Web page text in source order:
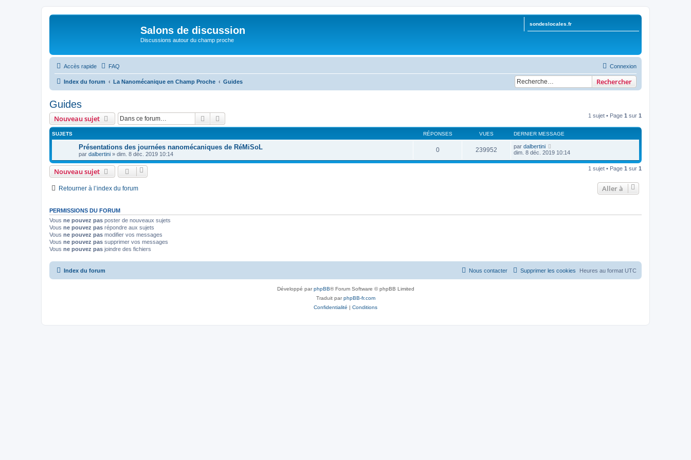
Salons de discussion
Discussions autour du champ proche
sondeslocales.fr
Accès rapide FAQ Connexion
Index du forum La Nanomécanique en Champ Proche Guides Rechercher
Guides
Nouveau sujet Rechercher 1 sujet • Page 1 sur 1
SUJETS RÉPONSES VUES DERNIER MESSAGE
Présentations des journées nanomécaniques de RéMiSoL
par dalbertini » dim. 8 déc. 2019 10:14
0 239952 par dalbertini
dim. 8 déc. 2019 10:14
Nouveau sujet 1 sujet • Page 1 sur 1
Retourner à l’index du forum Aller à
PERMISSIONS DU FORUM
Vous ne pouvez pas poster de nouveaux sujets
Vous ne pouvez pas répondre aux sujets
Vous ne pouvez pas modifier vos messages
Vous ne pouvez pas supprimer vos messages
Vous ne pouvez pas joindre des fichiers
Index du forum Heures au format UTC
Supprimer les cookies
Nous contacter
Développé parphpBB® Forum Software © phpBB Limited
Traduit parphpBB-fr.com
Confidentialité | Conditions